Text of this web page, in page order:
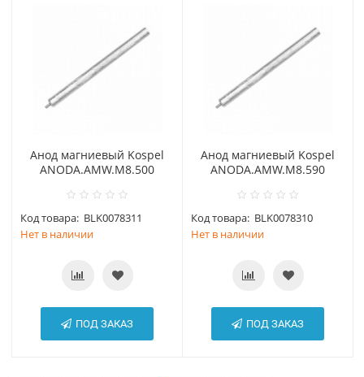
Анод магниевый Kospel
АNODA.AMW.М8.500
Код товара: BLK0078311
Нет в наличии
ПОД ЗАКАЗ
Анод магниевый Kospel
АNODA.AMW.М8.590
Код товара: BLK0078310
Нет в наличии
ПОД ЗАКАЗ